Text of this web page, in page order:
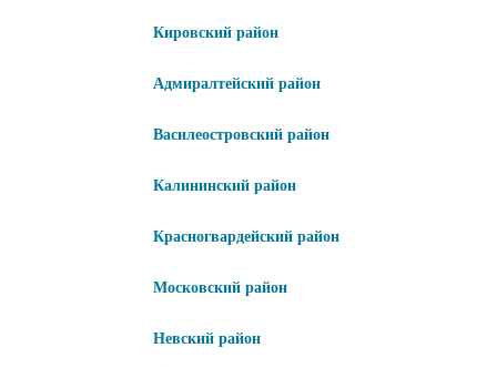
Кировский район
Адмиралтейский район
Василеостровский район
Калининский район
Красногвардейский район
Московский район
Невский район